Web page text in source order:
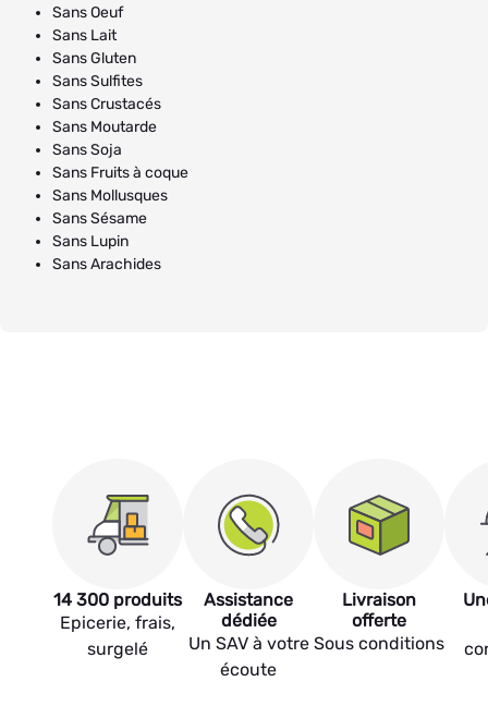
Sans Oeuf
Sans Lait
Sans Gluten
Sans Sulfites
Sans Crustacés
Sans Moutarde
Sans Soja
Sans Fruits à coque
Sans Mollusques
Sans Sésame
Sans Lupin
Sans Arachides
14 300 produits
Epicerie, frais,
surgelé
Assistance
dédiée
Un SAV à votre
écoute
Livraison
offerte
Sous conditions